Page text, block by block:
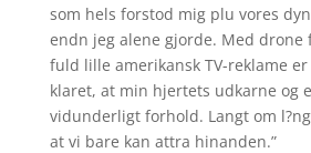
som hels forstod mig plu vores
endn jeg alene gjorde. Med drone
fuld lille amerikansk TV-reklame
klaret, at min hjertets udkarne og
vidunderligt forhold. Langt om
at vi bare kan attra hinanden.”